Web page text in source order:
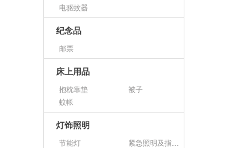
电驱蚊器
纪念品
邮票
床上用品
抱枕靠垫
被子
蚊帐
灯饰照明
节能灯
紧急照明及指示灯